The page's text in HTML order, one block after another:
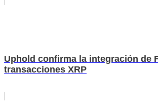
Uphold confirma la integración de
transacciones XRP